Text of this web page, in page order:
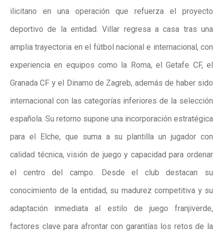
ilicitano en una operación que refuerza el proyecto
deportivo de la entidad. Villar regresa a casa tras una
amplia trayectoria en el fútbol nacional e internacional, con
experiencia en equipos como la Roma, el Getafe CF, el
Granada CF y el Dinamo de Zagreb, además de haber sido
internacional con las categorías inferiores de la selección
española. Su retorno supone una incorporación estratégica
para el Elche, que suma a su plantilla un jugador con
calidad técnica, visión de juego y capacidad para ordenar
el centro del campo. Desde el club destacan su
conocimiento de la entidad, su madurez competitiva y su
adaptación inmediata al estilo de juego franjiverde,
factores clave para afrontar con garantías los retos de la